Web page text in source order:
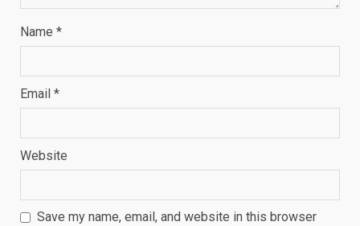
Name *
Email *
Website
Save my name, email, and website in this browser